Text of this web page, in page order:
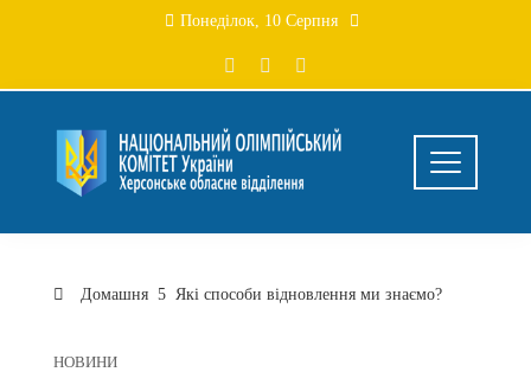
Понеділок, 10 Серпня
Домашня Які способи відновлення ми знаємо?
НОВИНИ